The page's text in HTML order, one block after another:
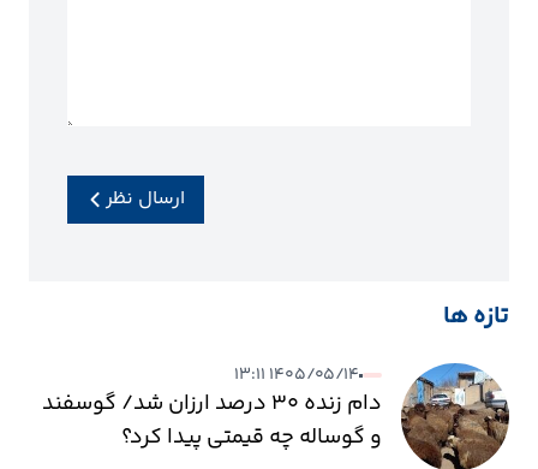
ارسال نظر
تازه ها
۱۴۰۵/۰۵/۱۴ ۱۳:۱۱
دام زنده ۳۰ درصد ارزان شد/ گوسفند
و گوساله چه قیمتی پیدا کرد؟